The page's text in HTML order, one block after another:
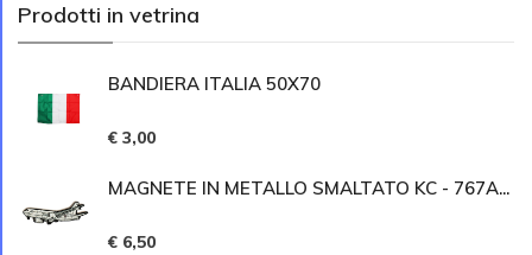
Prodotti in vetrina
BANDIERA ITALIA 50X70
€ 3,00
MAGNETE IN METALLO SMALTATO KC - 767A...
€ 6,50